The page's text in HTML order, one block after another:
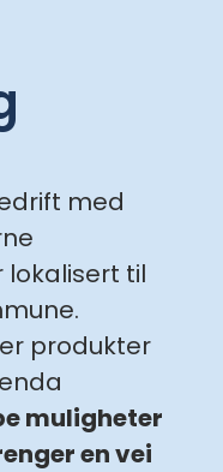
med
til
produkter
muligheter
en vei